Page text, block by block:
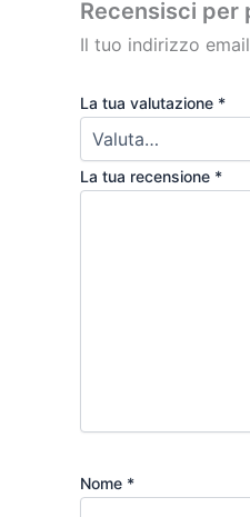
Recensisci per
Il tuo indirizzo
La tua valutazione *
La tua recensione *
Nome *